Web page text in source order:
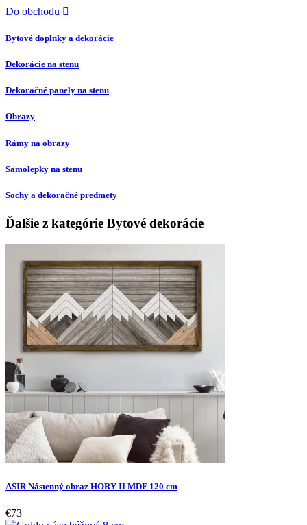
Do obchodu
Bytové doplnky a dekorácie
Dekorácie na stenu
Dekoračné panely na stenu
Obrazy
Rámy na obrazy
Samolepky na stenu
Sochy a dekoračné predmety
Ďalšie z kategórie Bytové dekorácie
ASIR Nástenný obraz HORY II MDF 120 cm
€73